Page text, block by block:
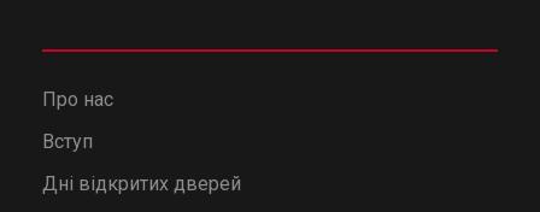
Про нас
Вступ
Дні відкритих дверей